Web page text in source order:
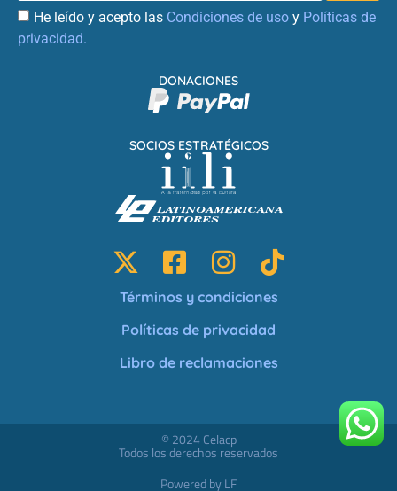
He leído y acepto las Condiciones de uso y Políticas de
privacidad.
SOCIOS ESTRATÉGICOS
DONACIONES
Términos y condiciones
Políticas de privacidad
Libro de reclamaciones
© 2024 Celacp
Todos los derechos reservados
Powered by LF